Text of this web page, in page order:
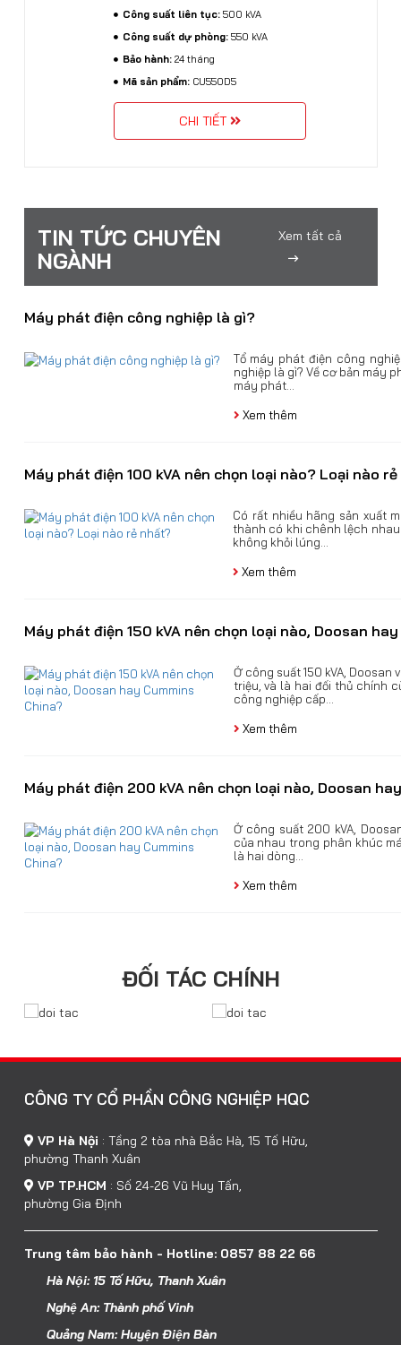
Công suất liên tục: 500 kVA
Công suất dự phòng: 550 kVA
Bảo hành: 24 tháng
Mã sản phẩm: CU550D5
CHI TIẾT
TIN TỨC CHUYÊN
NGÀNH
Xem tất cả
Máy phát điện công nghiệp là gì?
Tổ máy phát điện công
nghiệp là gì? Về cơ bản máy
máy phát...
Xem thêm
Máy phát điện 100 kVA nên chọn loại nào? Loại nào
Có rất nhiều hãng sản xuất
thành có khi chênh lệch
không khỏi lúng...
Xem thêm
Máy phát điện 150 kVA nên chọn loại nào, Doosan
Ở công suất 150 kVA,
triệu, và là hai đối thủ chính
công nghiệp cấp...
Xem thêm
Máy phát điện 200 kVA nên chọn loại nào, Doosan
Ở công suất 200 kVA,
của nhau trong phân khúc
là hai dòng...
Xem thêm
ĐỐI TÁC CHÍNH
CÔNG TY CỔ PHẦN CÔNG NGHIỆP HQC
VP Hà Nội : Tầng 2 tòa nhà Bắc Hà, 15 Tố Hữu,
phường Thanh Xuân
VP TP.HCM : Số 24-26 Vũ Huy Tấn,
phường Gia Định
Trung tâm bảo hành - Hotline: 0857 88 22 66
Hà Nội: 15 Tố Hữu, Thanh Xuân
Nghệ An: Thành phố Vinh
Quảng Nam: Huyện Điện Bàn